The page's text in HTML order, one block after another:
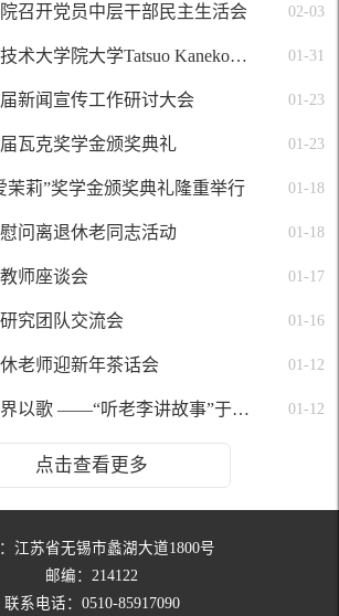
召开党员中层干部民主生活会 02-03
日本北陆先端科学技术大学院大学Tatsuo Kaneko教授与Maiko Okajima-Kaneko副教授来我校访问 01-31
新闻宣传工作研讨大会 01-23
瓦克奖学金颁奖典礼 01-23
茉莉”奖学金颁奖典礼隆重举行 01-18
问离退休老同志活动 01-18
师座谈会 01-17
究团队交流会 01-16
老师迎新年茶话会 01-12
胸中有丘壑，报世界以歌 ——“听老李讲故事”于化工学院动情上演 01-12
点击查看更多
江苏省无锡市蠡湖大道1800号
邮编：214122
联系电话：0510-85917090